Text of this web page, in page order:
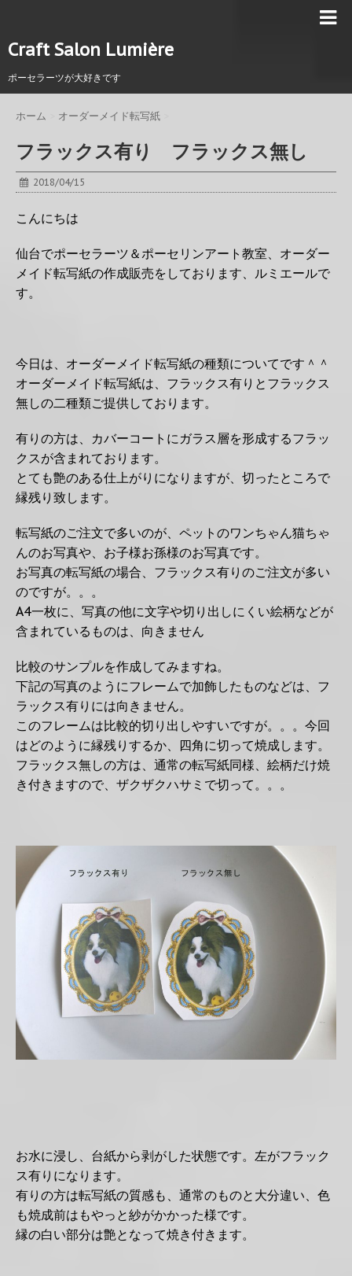
Craft Salon Lumière
ポーセラーツが大好きです
ホーム オーダーメイド転写紙
フラックス有り フラックス無し
2018/04/15
こんにちは
仙台でポーセラーツ＆ポーセリンアート教室、オーダー
メイド転写紙の作成販売をしております、ルミエールで
す。
今日は、オーダーメイド転写紙の種類についてです＾＾
オーダーメイド転写紙は、フラックス有りとフラックス
無しの二種類ご提供しております。
有りの方は、カバーコートにガラス層を形成するフラッ
クスが含まれております。
とても艶のある仕上がりになりますが、切ったところで
縁残り致します。
転写紙のご注文で多いのが、ペットのワンちゃん猫ちゃ
んのお写真や、お子様お孫様のお写真です。
お写真の転写紙の場合、フラックス有りのご注文が多い
のですが。。。
A4一枚に、写真の他に文字や切り出しにくい絵柄などが
含まれているものは、向きません
比較のサンプルを作成してみますね。
下記の写真のようにフレームで加飾したものなどは、フ
ラックス有りには向きません。
このフレームは比較的切り出しやすいですが。。。今回
はどのように縁残りするか、四角に切って焼成します。
フラックス無しの方は、通常の転写紙同様、絵柄だけ焼
き付きますので、ザクザクハサミで切って。。。
お水に浸し、台紙から剥がした状態です。左がフラック
ス有りになります。
有りの方は転写紙の質感も、通常のものと大分違い、色
も焼成前はもやっと紗がかかった様です。
縁の白い部分は艶となって焼き付きます。